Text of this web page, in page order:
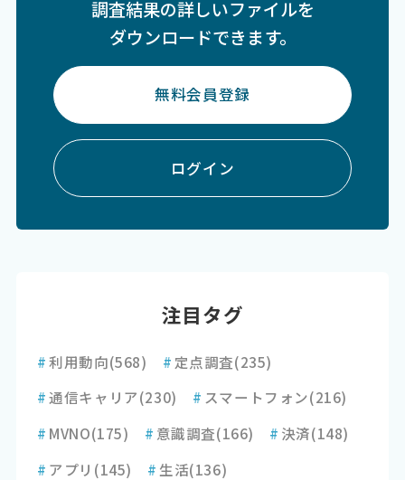
調査結果の詳しいファイルを
ダウンロードできます。
無料会員登録
ログイン
注目タグ
#利用動向(568) # 定点調査(235)
#通信キャリア(230) # スマートフォン(216)
# MVNO(175) # 意識調査(166) # 決済(148)
# アプリ (145) # 生活(136)